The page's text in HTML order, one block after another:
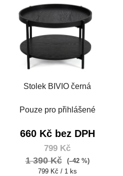
Stolek BIVIO černá
Pouze pro přihlášené
660 Kč bez DPH
799 Kč
1 390 Kč
(–42 %)
Měrná
799 Kč / 1 ks